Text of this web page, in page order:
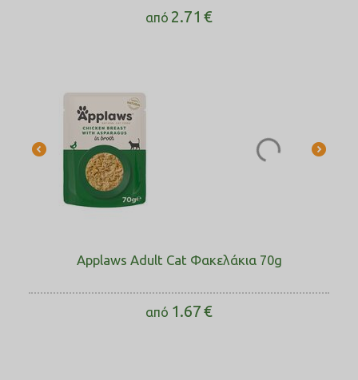
από 2.71 €
Applaws Adult Cat Φακελάκια 70g
από 1.67€